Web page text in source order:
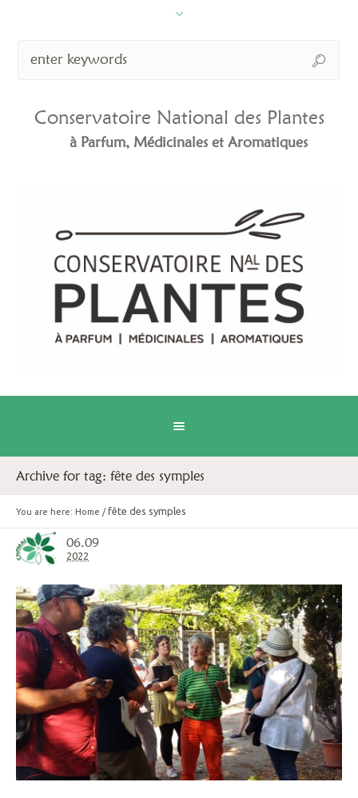
Conservatoire National des Plantes
à Parfum, Médicinales et Aromatiques
Archive for tag: fête des symples
You are here: Home / fête des symples
06.09
2022